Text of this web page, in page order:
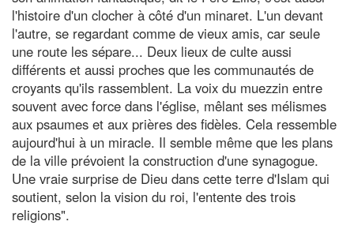
l'histoire d'un clocher à côté d'un minaret. L'un devant
l'autre, se regardant comme de vieux amis, car seule
une route les sépare... Deux lieux de culte aussi
différents et aussi proches que les communautés de
croyants qu'ils rassemblent. La voix du muezzin entre
souvent avec force dans l'église, mêlant ses mélismes
aux psaumes et aux prières des fidèles. Cela ressemble
aujourd'hui à un miracle. Il semble même que les plans
de la ville prévoient la construction d'une synagogue.
Une vraie surprise de Dieu dans cette terre d'Islam qui
soutient, selon la vision du roi, l'entente des trois
religions".